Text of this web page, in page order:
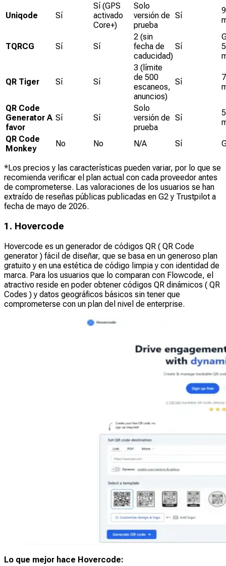
Uniqode Sí
Sí (GPS
activado
Core+)
Solo
versión de
prueba
Sí
TQRCG Sí Sí
2 (sin
fecha de
caducidad)
Sí
QR Tiger Sí Sí
3 (límite
de 500
escaneos,
anuncios)
Sí
QR Code
Generator A
favor
Sí Sí
Solo
versión de
prueba
Sí
QR Code
Monkey
No No N/A Sí
*Los precios y las características pueden variar, por lo que se
recomienda verificar el plan actual con cada proveedor antes
de comprometerse. Las valoraciones de los usuarios se han
extraído de reseñas públicas publicadas en G2 y Trustpilot a
fecha de mayo de 2026.
1. Hovercode
Hovercode es un generador de códigos QR ( QR Code
generator ) fácil de diseñar, que se basa en un generoso plan
gratuito y en una estética de código limpia y con identidad de
marca. Para los usuarios que lo comparan con Flowcode, el
atractivo reside en poder obtener códigos QR dinámicos ( QR
Codes ) y datos geográficos básicos sin tener que
comprometerse con un plan del nivel de enterprise.
Lo que mejor hace Hovercode: